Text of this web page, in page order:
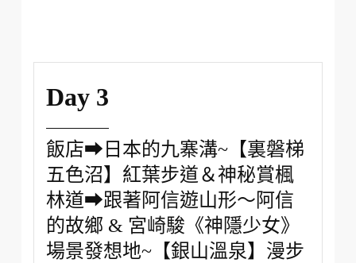
Day 3
飯店➡日本的九寨溝~【裏磐梯
五色沼】紅葉步道＆神秘賞楓
林道➡跟著阿信遊山形～阿信
的故鄉 & 宮崎駿《神隱少女》
場景發想地~【銀山溫泉】漫步